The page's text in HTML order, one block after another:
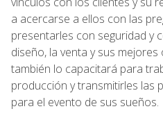
a acercarse a ellos con las
presentarles con seguridad y
diseño, la venta y sus
también lo capacitará para
producción y transmitirles las
para el evento de sus sueños.